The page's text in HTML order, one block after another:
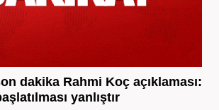
dakika Rahmi Koç açıklaması:
yanlıştır